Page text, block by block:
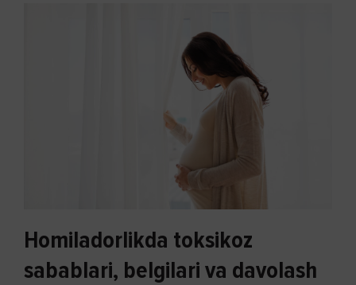
Homiladorlikda toksikoz
sabablari, belgilari va davolash